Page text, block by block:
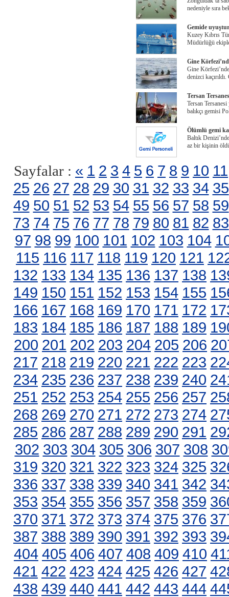
nedeniyle sıra
Gemide
Kuzey Kıbrıs
Müdürlüğü
Gine
Gine
denizci
Tersan
Tersan
balıkçı gemisi
Ölümlü gemi
Baltık
az bir kişinin
Sayfalar : « 1 2 3 4 5 6 7 8 9 10 11
25 26 27 28 29 30 31 32 33 34 35
49 50 51 52 53 54 55 56 57 58 59
73 74 75 76 77 78 79 80 81 82 83
97 98 99 100 101 102 103 104
115 116 117 118 119 120 121
132 133 134 135 136 137 138
149 150 151 152 153 154 155
166 167 168 169 170 171 172
183 184 185 186 187 188 189
200 201 202 203 204 205 206
217 218 219 220 221 222 223
234 235 236 237 238 239 240
251 252 253 254 255 256 257
268 269 270 271 272 273 274
285 286 287 288 289 290 291
302 303 304 305 306 307 308
319 320 321 322 323 324 325
336 337 338 339 340 341 342
353 354 355 356 357 358 359
370 371 372 373 374 375 376
387 388 389 390 391 392 393
404 405 406 407 408 409 410
421 422 423 424 425 426 427
438 439 440 441 442 443 444